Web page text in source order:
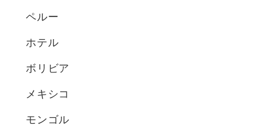
ペルー
ホテル
ボリビア
メキシコ
モンゴル